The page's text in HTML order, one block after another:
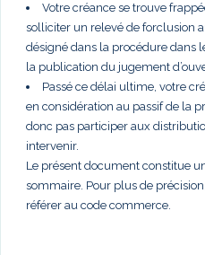
Votre créance se trouve
solliciter un relevé de forclusion
désigné dans la procédure dans
la publication du jugement
Passé ce délai ultime, votre
en considération au passif de la
donc pas participer aux
intervenir.
Le présent document constitue
sommaire. Pour plus de
référer au code commerce.